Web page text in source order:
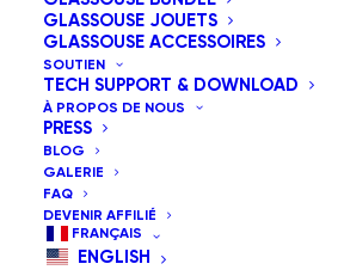
GLASSOUSE JOUETS
GLASSOUSE ACCESSOIRES
SOUTIEN
TECH SUPPORT & DOWNLOAD
À PROPOS DE NOUS
PRESS
BLOG
GALERIE
FAQ
DEVENIR AFFILIÉ
FRANÇAIS
ENGLISH
Identifiant ou e-mail*Obligatoire
RÉINITIALISATION DU MOT DE PASSE